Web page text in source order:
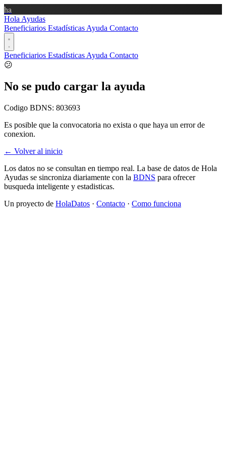
ha
Hola Ayudas
Beneficiarios Estadísticas Ayuda Contacto
Beneficiarios Estadísticas Ayuda Contacto
😕
No se pudo cargar la ayuda
Codigo BDNS: 803693
Es posible que la convocatoria no exista o que haya un error de
conexion.
← Volver al inicio
Los datos no se consultan en tiempo real. La base de datos de Hola
Ayudas se sincroniza diariamente con la BDNS para ofrecer
busqueda inteligente y estadisticas.
Un proyecto de HolaDatos · Contacto · Como funciona